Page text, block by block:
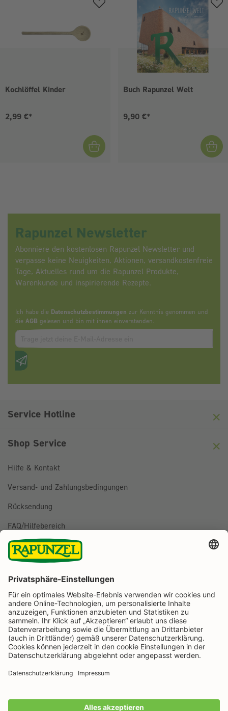
Kochlöffel Kinder
Aktueller Preis:
2,99 €*
Buch Rapunzel Welt
Aktueller Preis:
9,90 €*
Rapunzel Newsletter
Abonniere den kostenlosen Rapunzel Newsletter und
verpasse keine Neuigkeiten, Aktionen, versandkostenfreie
Tage, Aktuelles rund um die Rapunzel Produkte,
Warenkunde und inspirierende Rezepte.
Ich habe die Datenschutzbestimmungen zur Kenntnis genommen und
die AGB gelesen und bin mit ihnen einverstanden.
Zum abbonieren des Newsletters, bitte E-Mail Adresse
Anti-Roboter-Verifizierung
Service Hotline
Shop Service
Hilfe & Kontakt
Versand- und Zahlungsbedingungen
Rücksendung
FAQ/Hilfebereich
BESTELLUNG WIDERRUFEN
Rapunzel Naturkost auf Facebook
Rapunzel Naturkost auf Instagram
Rapunzel Naturkost auf YouTube
Rapunzel Naturkost auf Pinterest
Rapunzel Naturkost auf LinkedIn
Informationen
Zahlungsarten
Wir machen Bio aus Liebe seit 1974.